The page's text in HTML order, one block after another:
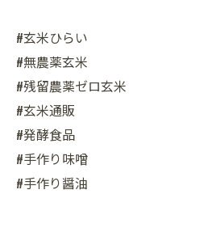
#玄米ひらい
#無農薬玄米
#残留農薬ゼロ玄米
#玄米通販
#発酵食品
#手作り味噌
#手作り醤油